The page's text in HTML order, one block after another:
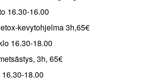
16.30-16.00
kevytohjelma 3h,65€
16.30-18.00
3h, 65€
18.00